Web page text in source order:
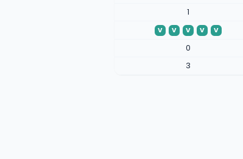
1
V V V V V
0
3